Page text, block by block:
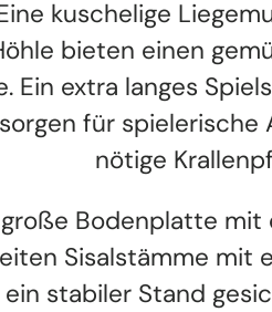
kuschelige
bieten einen
Ein extra langes
für spielerische
nötige
Bodenplatte
Sisalstämme mit
ein stabiler Stand